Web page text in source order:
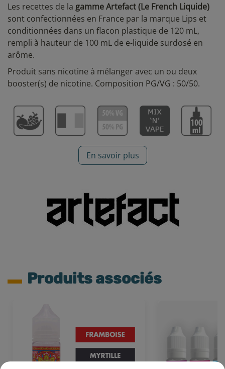
Les recettes de la gamme Artefact (Le French Liquide)
sont confectionnées en France par la marque Lips et
conditionnées dans un flacon plastique de 120 mL,
rempli à hauteur de 100 mL de e-liquide surdosé en
arôme.
Produit sans nicotine à mélanger avec un ou deux
booster(s) de nicotine. Composition PG/VG : 50/50.
En savoir plus
Produits associés